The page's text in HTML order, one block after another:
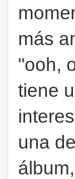
más
"ooh,
tiene
una